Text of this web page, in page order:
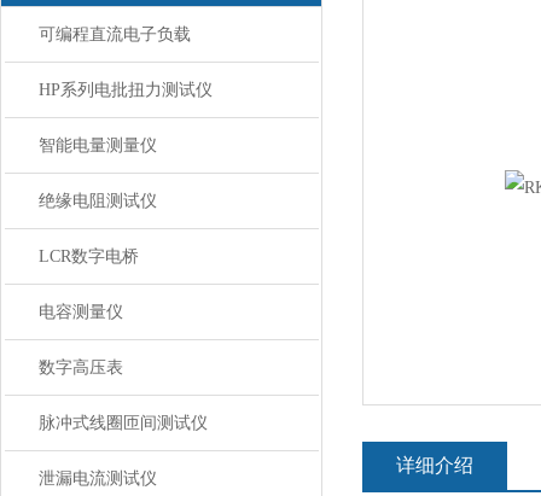
可编程直流电子负载
HP系列电批扭力测试仪
智能电量测量仪
绝缘电阻测试仪
LCR数字电桥
电容测量仪
数字高压表
脉冲式线圈匝间测试仪
泄漏电流测试仪
详细介绍